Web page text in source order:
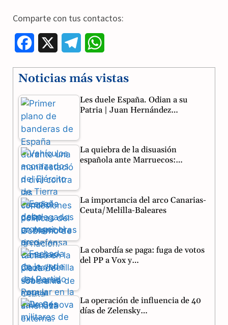
Comparte con tus contactos:
c
e
b
o
o
k
l
e
a
a
t
p
Noticias más vistas
Les duele España. Odian a su
Patria | Juan Hernández…
La quiebra de la disuasión
española ante Marruecos:…
La importancia del arco Canarias-
Ceuta/Melilla-Baleares
La cobardía se paga: fuga de votos
del PP a Vox y…
La operación de influencia de 40
días de Zelensky…